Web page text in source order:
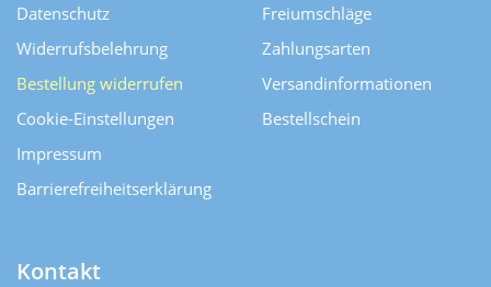
Datenschutz
Widerrufsbelehrung
Bestellung widerrufen
Cookie-Einstellungen
Impressum
Barrierefreiheitserklärung
Freiumschläge
Zahlungsarten
Versand­informationen
Bestellschein
Kontakt